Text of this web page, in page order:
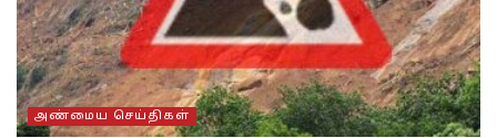
அண்மைய செய்திகள்